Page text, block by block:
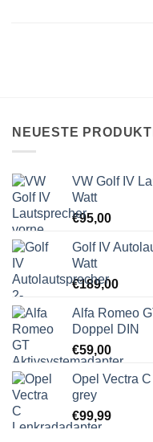
NEUESTE
VW Golf IV
Watt
€95,00
Golf IV
Watt
€189,00
Alfa Romeo
Doppel DIN
€59,00
Opel Vectra
grey
€99,99